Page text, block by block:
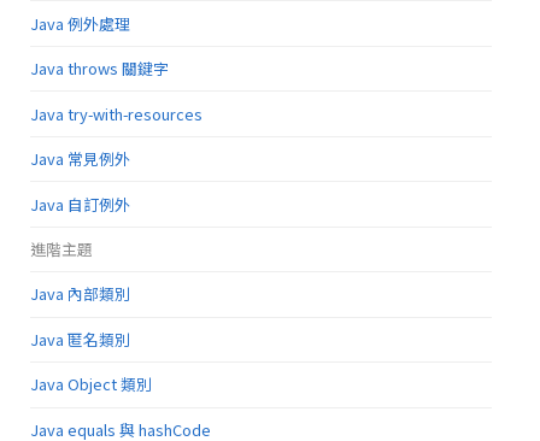
Java 例外處理
Java throws 關鍵字
Java try-with-resources
Java 常見例外
Java 自訂例外
進階主題
Java 內部類別
Java 匿名類別
Java Object 類別
Java equals 與 hashCode